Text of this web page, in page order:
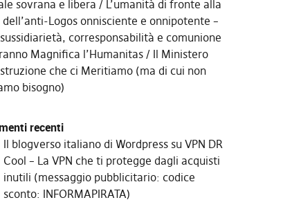
sovrana e libera
L’umanità di fronte alla
Logos onnisciente e onnipotente –
corresponsabilità e comunione
Magnifica l’Humanitas
Il Ministero
che ci Meritiamo (ma di cui non
bisogno)
recenti
Il blogverso italiano di Wordpresssu VPN DR
Cool – La VPN che ti protegge dagli acquisti
inutili (messaggio pubblicitario: codice
sconto: INFORMAPIRATA)